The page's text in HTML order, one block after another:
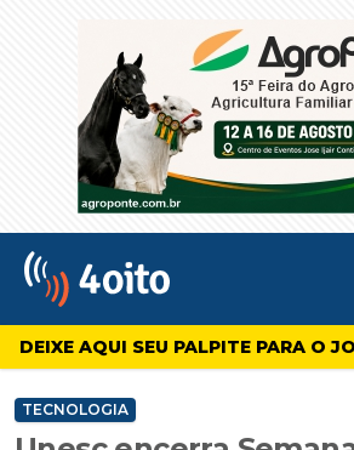
4oito
DEIXE AQUI SEU PALPITE PARA O
TECNOLOGIA